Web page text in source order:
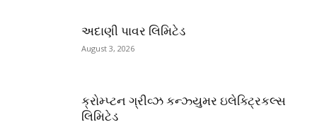
અદાણી પાવર લિમિટેડ
August 3, 2026
ક્રોમ્પ્ટન ગ્રીવ્ઝ કન્ઝ્યુમર ઇલેક્ટ્રિકલ્સ
લિમિટેડ